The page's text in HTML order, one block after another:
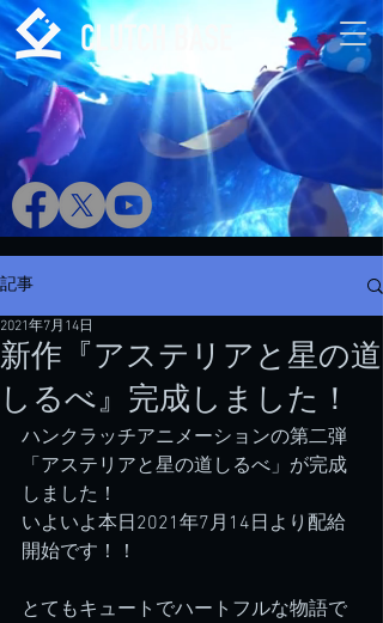
記事
新作『アステリアと星の道
しるべ』完成しました！
2021年7月14日
ハンクラッチアニメーションの第二弾
「アステリアと星の道しるべ」が完成
しました！
いよいよ本日2021年7月14日より配給
開始です！！
とてもキュートでハートフルな物語で